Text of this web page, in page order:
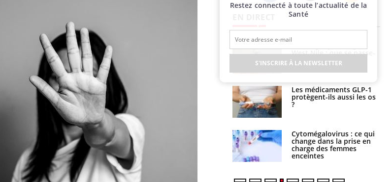
Facebook Twitter Instagram
Hantavirus : un cas
détecté chez un touriste
Mortalité infantile : un
rapport s’interroge sur
son taux élevé en France
Grossesse à risque : ce jus
naturel attire l'attention
des chercheurs
West Nile : que se passe-
t-il dans le sud de la
France ?
Les médicaments GLP-1
protègent-ils aussi les os
?
Cytomégalovirus : ce qui
change dans la prise en
charge des femmes
enceintes
Restez connecté à toute l’actualité de la
Santé
S'INSCRIRE À LA NEWSLETTER